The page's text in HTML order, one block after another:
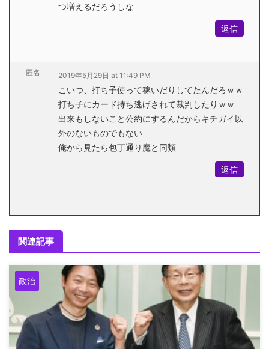
つ増えるだろうしな
返信
匿名 2019年5月29日 at 11:49 PM
こいつ、打ち子使って稼いだりしてたんだろｗｗ
打ち子にカード持ち逃げされて裁判したりｗｗ
出来もしないこと公約にするんだからキチガイ以
外のないものでもない
俺から見たら包丁通り魔と同類
返信
関連記事
政治